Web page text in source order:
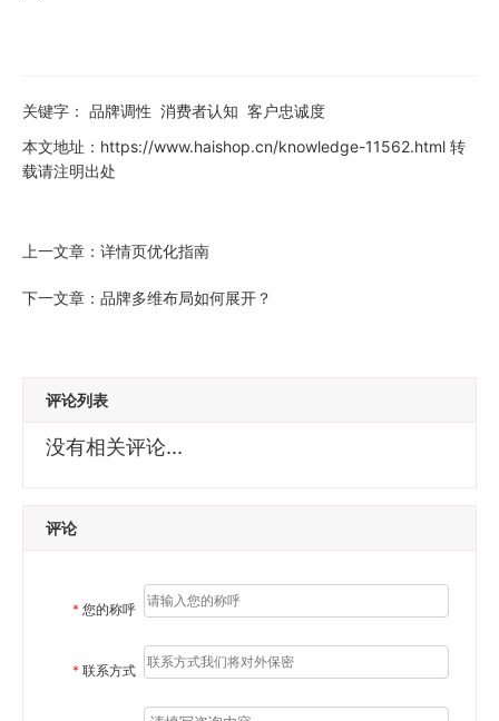
关键字： 品牌调性 消费者认知 客户忠诚度
本文地址： https://www.haishop.cn/knowledge-11562.html 转
载请注明出处
上一文章： 详情页优化指南
下一文章： 品牌多维布局如何展开？
评论列表
没有相关评论...
评论
* 您的称呼
* 联系方式